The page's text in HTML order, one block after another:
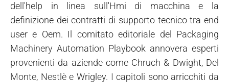
dell'help in linea sull'Hmi di macchina e la
definizione dei contratti di supporto tecnico tra end
user e Oem. Il comitato editoriale del Packaging
Machinery Automation Playbook annovera esperti
provenienti da aziende come Chruch & Dwight, Del
Monte, Nestlè e Wrigley. I capitoli sono arricchiti da